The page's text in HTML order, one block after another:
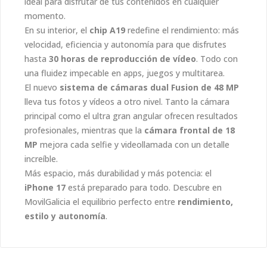
momento.
En su interior, el chip A19 redefine el rendimiento: más
velocidad, eficiencia y autonomía para que disfrutes
hasta 30 horas de reproducción de vídeo. Todo con
una fluidez impecable en apps, juegos y multitarea.
El nuevo sistema de cámaras dual Fusion de 48 MP
lleva tus fotos y vídeos a otro nivel. Tanto la cámara
principal como el ultra gran angular ofrecen resultados
profesionales, mientras que la cámara frontal de 18
MP mejora cada selfie y videollamada con un detalle
increíble.
Más espacio, más durabilidad y más potencia: el
iPhone 17 está preparado para todo. Descubre en
MovilGalicia el equilibrio perfecto entre rendimiento,
estilo y autonomía.